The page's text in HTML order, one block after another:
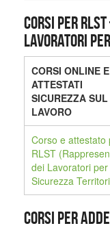
CORSI PER
Lavoratori
CORSI ONLINE E
ATTESTATI
SICUREZZA SUL
LAVORO
Corso e attestato
RLST
dei Lavoratori per
Sicurezza
CORSI PER